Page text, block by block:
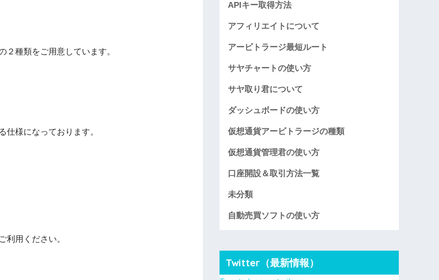
２種類をご用意しています。
仕様になっております。
利用ください。
APIキー取得方法
アフィリエイトについて
アービトラージ最短ルート
サヤチャートの使い方
サヤ取り君について
ダッシュボードの使い方
仮想通貨アービトラージの種類
仮想通貨管理君の使い方
口座開設＆取引方法一覧
未分類
自動売買ソフトの使い方
Twitter（最新情報）